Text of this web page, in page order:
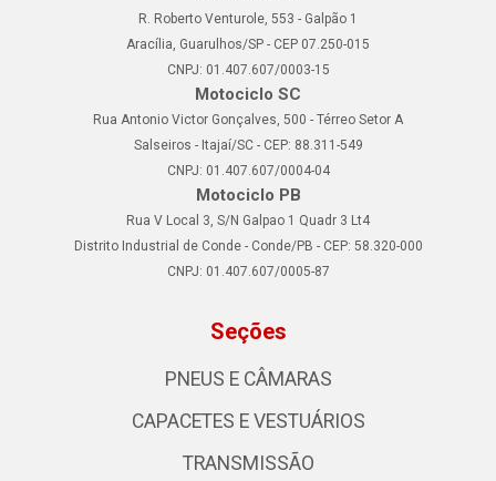
R. Roberto Venturole, 553 - Galpão 1
Aracília, Guarulhos/SP - CEP 07.250-015
CNPJ: 01.407.607/0003-15
Motociclo SC
Rua Antonio Victor Gonçalves, 500 - Térreo Setor A
Salseiros - Itajaí/SC - CEP: 88.311-549
CNPJ: 01.407.607/0004-04
Motociclo PB
Rua V Local 3, S/N Galpao 1 Quadr 3 Lt4
Distrito Industrial de Conde - Conde/PB - CEP: 58.320-000
CNPJ: 01.407.607/0005-87
Seções
PNEUS E CÂMARAS
CAPACETES E VESTUÁRIOS
TRANSMISSÃO